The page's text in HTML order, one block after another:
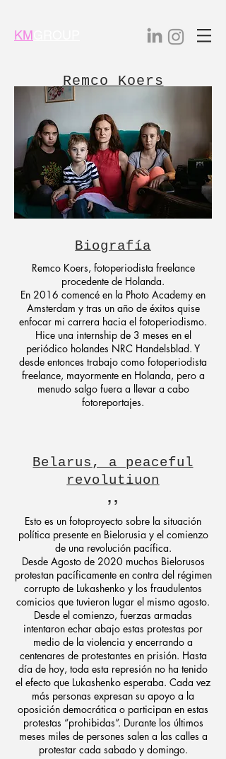
KM
Remco Koers
Biografía
Remco Koers, fotoperiodista freelance
procedente de Holanda.
En 2016 comencé en la Photo Academy en
Amsterdam y tras un año de éxitos quise
enfocar mi carrera hacia el fotoperiodismo.
Hice una internship de 3 meses en el
periódico holandes NRC Handelsblad. Y
desde entonces trabajo como fotoperiodista
freelance, mayormente en Holanda, pero a
menudo salgo fuera a llevar a cabo
fotoreportajes.
Belarus, a peaceful
revolutiuon
,,
Esto es un fotoproyecto sobre la situación
política presente en Bielorusia y el comienzo
de una revolución pacífica.
Desde Agosto de 2020 muchos Bielorusos
protestan pacíficamente en contra del régimen
corrupto de Lukashenko y los fraudulentos
comicios que tuvieron lugar el mismo agosto.
Desde el comienzo, fuerzas armadas
intentaron echar abajo estas protestas por
medio de la violencia y encerrando a
centenares de protestantes en prisión. Hasta
día de hoy, toda esta represión no ha tenido
el efecto que Lukashenko esperaba. Cada vez
más personas expresan su apoyo a la
oposición democrática o participan en estas
protestas “prohibidas”. Durante los últimos
meses miles de persones salen a las calles a
protestar cada sabado y domingo.